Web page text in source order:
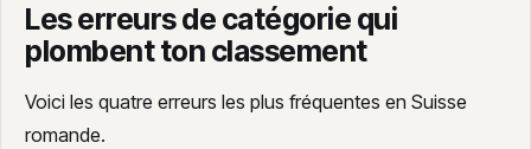
Les erreurs de catégorie qui
plombent ton classement
Voici les quatre erreurs les plus fréquentes en Suisse
romande.